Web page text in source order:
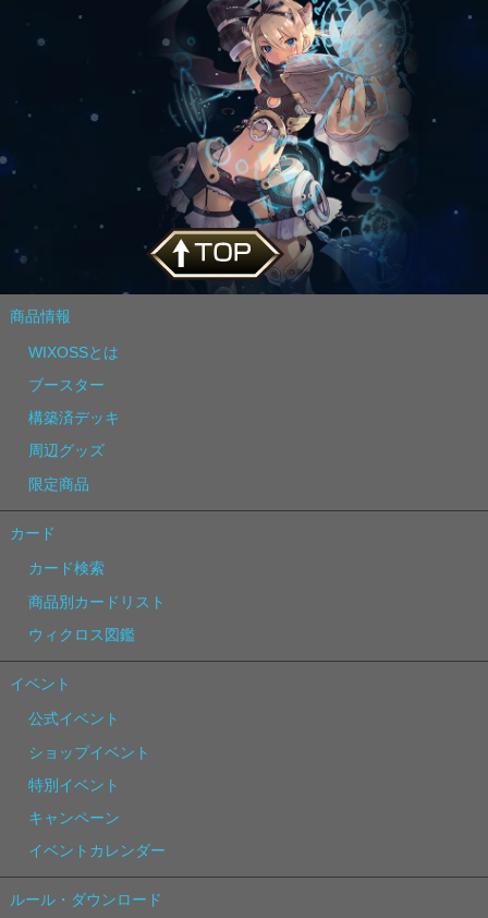
商品情報
WIXOSSとは
ブースター
構築済デッキ
周辺グッズ
限定商品
カード
カード検索
商品別カードリスト
ウィクロス図鑑
イベント
公式イベント
ショップイベント
特別イベント
キャンペーン
イベントカレンダー
ルール・ダウンロード